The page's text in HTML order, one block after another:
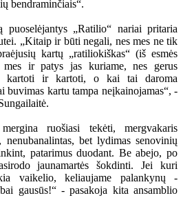
bendraminčiais“.
„Ratilio“ nariai pritaria
„Kitaip ir būti negali, nes mes ne tik
kartų „ratiliokiškas“ (iš esmės
ir patys jas kuriame, nes gerus
kartoti ir kartoti, o kai tai daroma
buvimas kartu tampa neįkainojamas“, -
ruošiasi tekėti, mergvakaris
nenubanalintas, bet lydimas senovinių
patarimus duodant. Be abejo, po
jaunamartės šokdinti. Jei kuri
vaikelio, keliaujame palankynų -
gausūs!“ - pasakoja kita ansamblio